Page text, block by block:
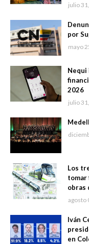
julio
por
mayo
Nequi
2026
julio
Los
tomar
obras
agosto
Iván
en